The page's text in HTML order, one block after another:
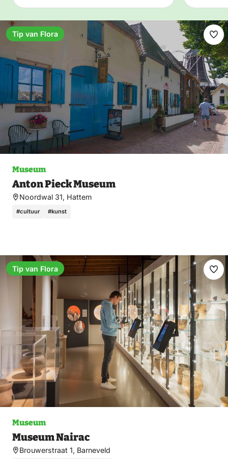
Museum
Anton Pieck Museum
Noordwal 31, Hattem
#cultuur #kunst
Tip van Flora
Museum
Museum Nairac
Brouwerstraat 1, Barneveld
Tip van Flora